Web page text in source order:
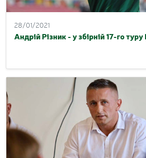
28/01/2021
Андрій Різник - у збірній 17-го туру